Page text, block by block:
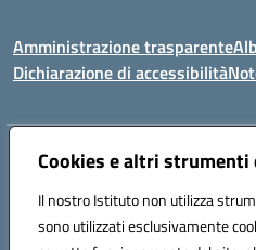
Cookies e altri
Il nostro Istituto non utilizza
sono utilizzati esclusivamente
Amministrazione trasparente
Dichiarazione di accessibilità
Indirizzo:Via Tirso, 07011 Bono (SS)
Posta elettronica certificata (PEC):
Codice fiscale: 81000530907